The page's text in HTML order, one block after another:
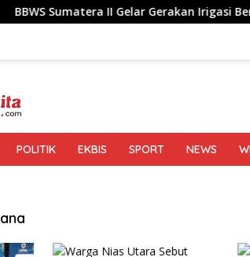
II Gelar Gerakan Irigasi Bersih, Dukung
POLITIK EKBIS SPORT NEWS